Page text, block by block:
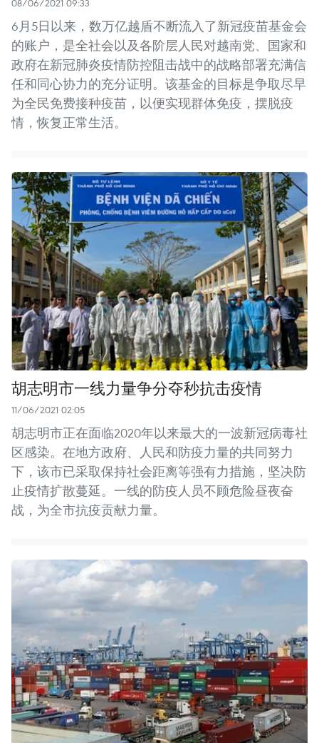
08/06/2021 09:33
6月5日以来，数万亿越盾不断流入了新冠疫苗基金会
的账户，是全社会以及各阶层人民对越南党、国家和
政府在新冠肺炎疫情防控阻击战中的战略部署充满信
任和同心协力的充分证明。该基金的目标是争取尽早
为全民免费接种疫苗，以便实现群体免疫，摆脱疫
情，恢复正常生活。
胡志明市一线力量争分夺秒抗击疫情
11/06/2021 02:05
胡志明市正在面临2020年以来最大的一波新冠病毒社
区感染。在地方政府、人民和防疫力量的共同努力
下，该市已采取保持社会距离等强有力措施，坚决防
止疫情扩散蔓延。一线的防疫人员不顾危险昼夜奋
战，为全市抗疫贡献力量。